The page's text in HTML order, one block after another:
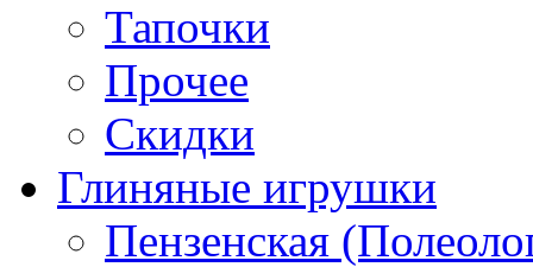
Тапочки
Прочее
Скидки
Глиняные игрушки
Пензенская